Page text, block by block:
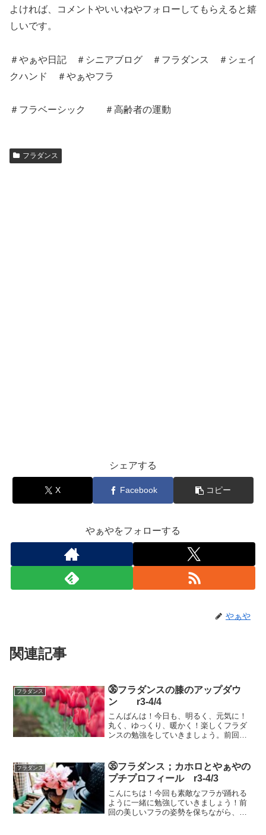
よければ、コメントやいいねやフォローしてもらえると嬉
しいです。
＃やぁや日記 ＃シニアブログ ＃フラダンス ＃シェイ
クハンド ＃やぁやフラ
＃フラベーシック ＃高齢者の運動
フラダンス
シェアする
X Facebook コピー
やぁやをフォローする
やぁや
関連記事
フラダンス
㊱フラダンスの膝のアップダウ
ン r3-4/4
こんばんは！今日も、明るく、元気に！
丸く、ゆっくり、暖かく！楽しくフラダ
ンスの勉強をしていきましょう。前回の
ホロステップの4拍目までの重心移動でし
たが、美しい腰のスイ...
フラダンス
㉟フラダンス；カホロとやぁやの
プチプロフィール r3-4/3
こんにちは！今回も素敵なフラが踊れる
ように一緒に勉強していきましょう！前
回の美しいフラの姿勢を保ちながら、心